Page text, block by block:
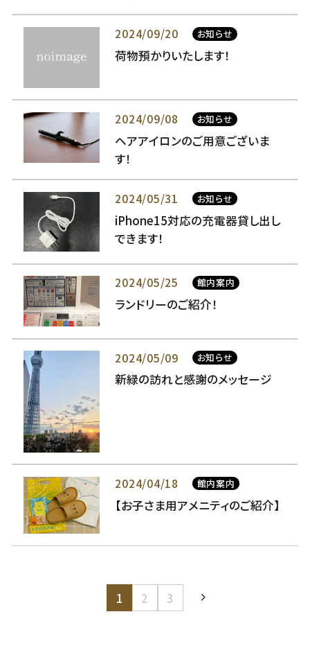
2024/09/20 お知らせ
荷物預かりいたします！
2024/09/08 お知らせ
ヘアアイロンのご用意ございま
す！
2024/05/31 お知らせ
iPhone15対応の充電器貸し出し
できます！
2024/05/25 館内案内
ランドリーのご紹介！
2024/05/09 お知らせ
新緑の訪れと感謝のメッセージ
2024/04/18 館内案内
【お子さま用アメニティのご紹介】
1 2 3